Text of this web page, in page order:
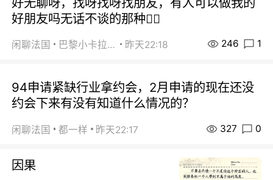
好朋友吗无话不谈的那种😮‍💨
闲聊法国 巴黎小卡拉咪 昨天22:18 246 1
94申请紧缺行业拿约会，2月申请的现在还没
约会下来有没有知道什么情况的？
闲聊法国 都一样 昨天22:17 327 0
因果